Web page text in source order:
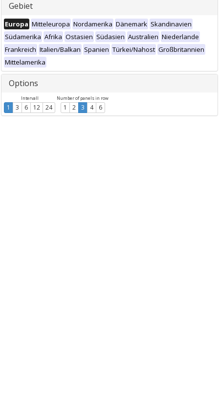
Gebiet
Europa Mitteleuropa Nordamerika Dänemark Skandinavien
Südamerika Afrika Ostasien Südasien Australien Niederlande
Frankreich Italien/Balkan Spanien Türkei/Nahost Großbritannien
Mittelamerika
Options
Intervall
1 3 6 12 24
Number of panels in row
1 2 3 4 6